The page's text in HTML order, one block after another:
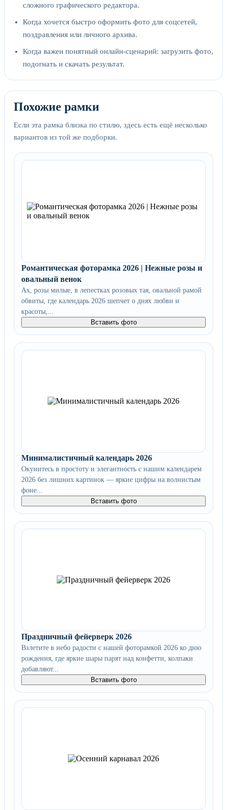
сложного графического редактора.
Когда хочется быстро оформить фото для соцсетей,
поздравления или личного архива.
Когда важен понятный онлайн-сценарий: загрузить фото,
подогнать и скачать результат.
Похожие рамки
Если эта рамка близка по стилю, здесь есть ещё несколько
вариантов из той же подборки.
Романтическая фоторамка 2026 | Нежные розы и
овальный венок
Ах, розы милые, в лепестках розовых тая, овальной рамой
обвиты, где календарь 2026 шепчет о днях любви и
красоты,...
Вставить фото
Минималистичный календарь 2026
Окунитесь в простоту и элегантность с нашим календарем
2026 без лишних картинок — яркие цифры на волнистым
фоне...
Вставить фото
Праздничный фейерверк 2026
Взлетите в небо радости с нашей фоторамкой 2026 ко дню
рождения, где яркие шары парят над конфетти, колпаки
добавляют...
Вставить фото